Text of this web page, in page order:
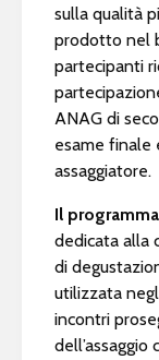
sulla qualità
prodotto nel
partecipanti
ANAG di
esame finale
assaggiatore.
Il
dedicata alla
di
utilizzata
incontri